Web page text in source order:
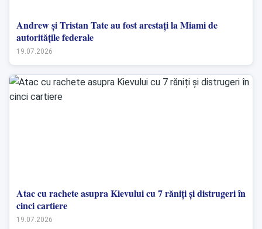
Andrew și Tristan Tate au fost arestați la Miami de
autoritățile federale
19.07.2026
Atac cu rachete asupra Kievului cu 7 răniți și distrugeri în
cinci cartiere
19.07.2026